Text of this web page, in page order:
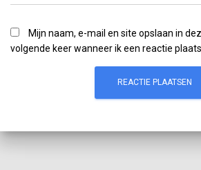
Mijn naam, e-mail en site opslaan in
volgende keer wanneer ik een reactie plaats.